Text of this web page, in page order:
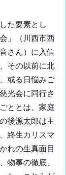
た要素とし
」（川西市西
さん）に入信
その以前に北
或る日悩みご
光会に同行さ
ととは、家庭
後源太郎は主
終生カリスマ
れの生真面目
物事の徹底、